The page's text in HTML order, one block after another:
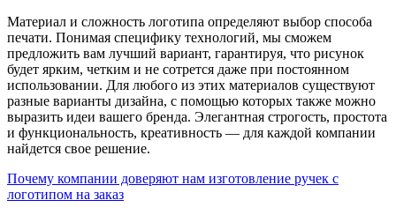
Материал и сложность логотипа определяют выбор способа
печати. Понимая специфику технологий, мы сможем
предложить вам лучший вариант, гарантируя, что рисунок
будет ярким, четким и не сотрется даже при постоянном
использовании. Для любого из этих материалов существуют
разные варианты дизайна, с помощью которых также можно
выразить идеи вашего бренда. Элегантная строгость, простота
и функциональность, креативность — для каждой компании
найдется свое решение.
Почему компании доверяют нам изготовление ручек с
логотипом на заказ